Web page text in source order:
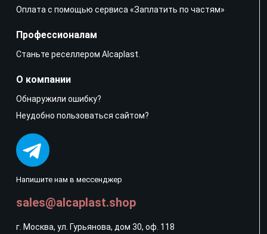
Напишите нам в мессенджер
sales@alcaplast.shop
г. Москва, ул. Гурьянова, дом 30, оф. 118
Оплата с помощью сервиса «Заплатить по частям»
Профессионалам
Станьте реселлером Alcaplast.
О компании
Обнаружили ошибку?
Неудобно пользоваться сайтом?